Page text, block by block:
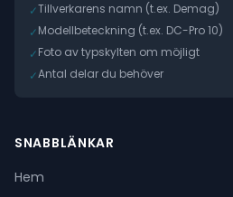
✓Tillverkarens namn (t.ex. Demag)
✓Modellbeteckning (t.ex. DC-Pro 10)
✓Foto av typskylten om möjligt
✓Antal delar du behöver
SNABBLÄNKAR
Hem